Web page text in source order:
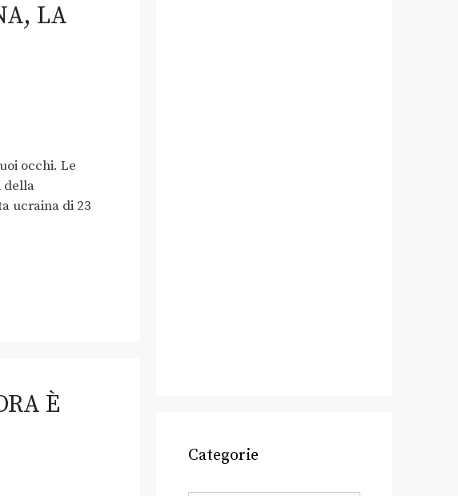
LA
occhi. Le
della
ucraina di 23
È
Categorie